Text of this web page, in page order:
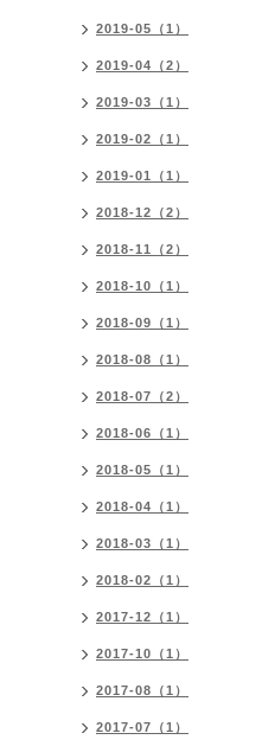
2019-05（1）
2019-04（2）
2019-03（1）
2019-02（1）
2019-01（1）
2018-12（2）
2018-11（2）
2018-10（1）
2018-09（1）
2018-08（1）
2018-07（2）
2018-06（1）
2018-05（1）
2018-04（1）
2018-03（1）
2018-02（1）
2017-12（1）
2017-10（1）
2017-08（1）
2017-07（1）